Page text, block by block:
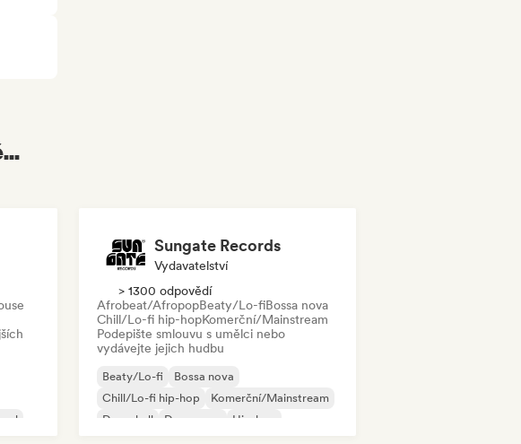
Sungate Records
Vydavatelství
> 1300 odpovědí
Afrobeat/AfropopBeaty/Lo-fiBossa nova
Chill/Lo-fi hip-hopKomerční/Mainstream
Podepište smlouvu s umělci nebo
vydávejte jejich hudbu
Beaty/Lo-fi
Bossa nova
Chill/Lo-fi hip-hop
Komerční/Mainstream
Dancehall
Dance pop
Hip-hop